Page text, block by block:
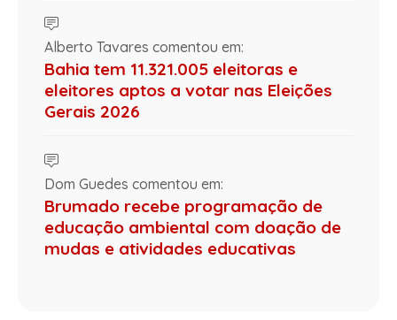
Alberto Tavares comentou em:
Bahia tem 11.321.005 eleitoras e
eleitores aptos a votar nas Eleições
Gerais 2026
Dom Guedes comentou em:
Brumado recebe programação de
educação ambiental com doação de
mudas e atividades educativas